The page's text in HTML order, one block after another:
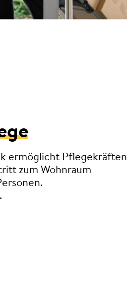
ermöglicht Pflegekräften
zum Wohnraum